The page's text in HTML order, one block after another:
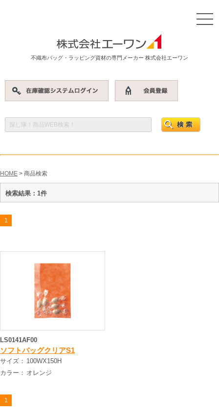
不織布バッグ・ラッピング資材の専門メーカー 株式会社エーワン
HOME > 商品検索
検索結果：1件
1
LS0141AF00
ソフトバッグクリアS1
サイズ： 100WX150H
カラー： オレンジ
1